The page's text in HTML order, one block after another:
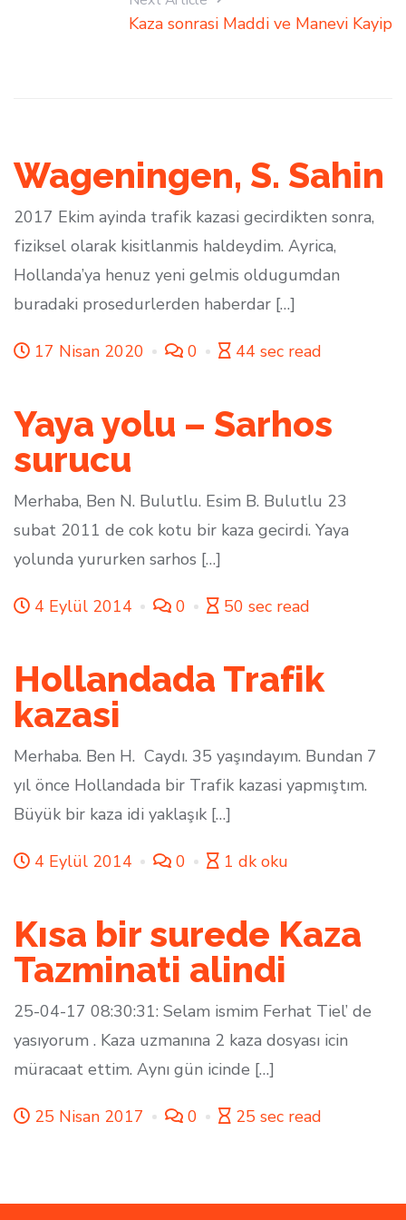
Kaza sonrasi Maddi ve Manevi Kayip
Wageningen, S. Sahin
2017 Ekim ayinda trafik kazasi gecirdikten sonra,
fiziksel olarak kisitlanmis haldeydim. Ayrica,
Hollanda’ya henuz yeni gelmis oldugumdan
buradaki prosedurlerden haberdar […]
17 Nisan 2020 0 44 sec read
Yaya yolu – Sarhos
surucu
Merhaba, Ben N. Bulutlu. Esim B. Bulutlu 23
subat 2011 de cok kotu bir kaza gecirdi. Yaya
yolunda yururken sarhos […]
4 Eylül 2014 0 50 sec read
Hollandada Trafik
kazasi
Merhaba. Ben H. Caydı. 35 yaşındayım. Bundan 7
yıl önce Hollandada bir Trafik kazasi yapmıştım.
Büyük bir kaza idi yaklaşık […]
4 Eylül 2014 0 1 dk oku
Kısa bir surede Kaza
Tazminati alindi
25-04-17 08:30:31: Selam ismim Ferhat Tiel’ de
yasıyorum . Kaza uzmanına 2 kaza dosyası icin
müracaat ettim. Aynı gün icinde […]
25 Nisan 2017 0 25 sec read